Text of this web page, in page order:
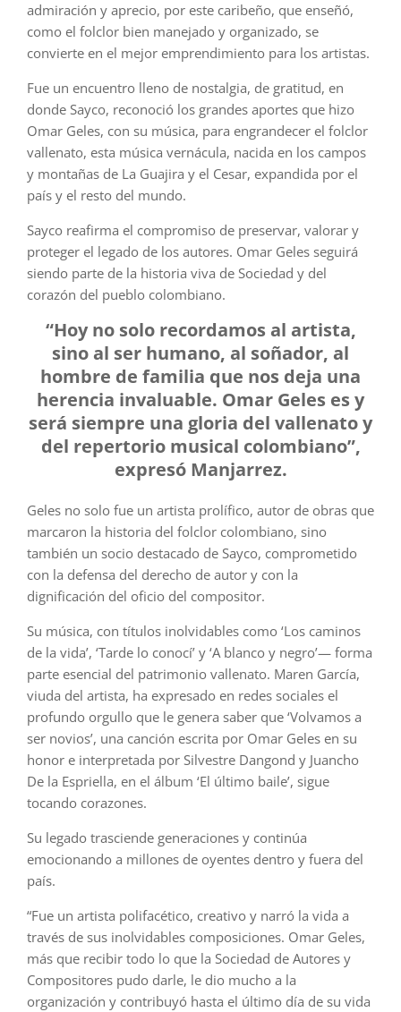
admiración y aprecio, por este caribeño, que enseñó,
como el folclor bien manejado y organizado, se
convierte en el mejor emprendimiento para los artistas.
Fue un encuentro lleno de nostalgia, de gratitud, en
donde Sayco, reconoció los grandes aportes que hizo
Omar Geles, con su música, para engrandecer el folclor
vallenato, esta música vernácula, nacida en los campos
y montañas de La Guajira y el Cesar, expandida por el
país y el resto del mundo.
Sayco reafirma el compromiso de preservar, valorar y
proteger el legado de los autores. Omar Geles seguirá
siendo parte de la historia viva de Sociedad y del
corazón del pueblo colombiano.
“Hoy no solo recordamos al artista,
sino al ser humano, al soñador, al
hombre de familia que nos deja una
herencia invaluable. Omar Geles es y
será siempre una gloria del vallenato y
del repertorio musical colombiano”,
expresó Manjarrez.
Geles no solo fue un artista prolífico, autor de obras que
marcaron la historia del folclor colombiano, sino
también un socio destacado de Sayco, comprometido
con la defensa del derecho de autor y con la
dignificación del oficio del compositor.
Su música, con títulos inolvidables como ‘Los caminos
de la vida’, ‘Tarde lo conocí’ y ‘A blanco y negro’— forma
parte esencial del patrimonio vallenato. Maren García,
viuda del artista, ha expresado en redes sociales el
profundo orgullo que le genera saber que ‘Volvamos a
ser novios’, una canción escrita por Omar Geles en su
honor e interpretada por Silvestre Dangond y Juancho
De la Espriella, en el álbum ‘El último baile’, sigue
tocando corazones.
Su legado trasciende generaciones y continúa
emocionando a millones de oyentes dentro y fuera del
país.
“Fue un artista polifacético, creativo y narró la vida a
través de sus inolvidables composiciones. Omar Geles,
más que recibir todo lo que la Sociedad de Autores y
Compositores pudo darle, le dio mucho a la
organización y contribuyó hasta el último día de su vida